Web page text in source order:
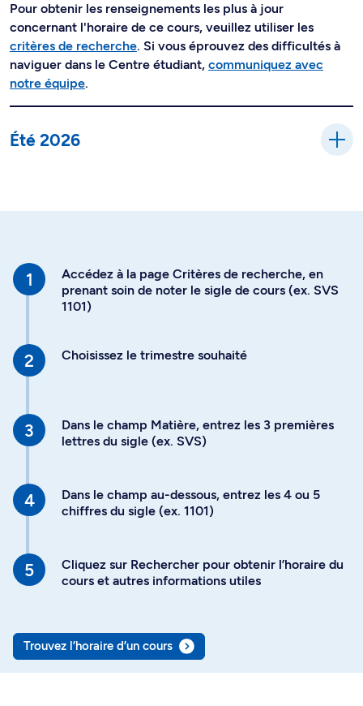
Pour obtenir les renseignements les plus à jour
concernant l'horaire de ce cours, veuillez utiliser les
critères de recherche. Si vous éprouvez des difficultés à
naviguer dans le Centre étudiant, communiquez avec
notre équipe.
Été 2026
Accédez à la page Critères de recherche, en
prenant soin de noter le sigle de cours (ex. SVS
1101)
Choisissez le trimestre souhaité
Dans le champ Matière, entrez les 3 premières
lettres du sigle (ex. SVS)
Dans le champ au-dessous, entrez les 4 ou 5
chiffres du sigle (ex. 1101)
Cliquez sur Rechercher pour obtenir l’horaire du
cours et autres informations utiles
Trouvez l’horaire d’un cours